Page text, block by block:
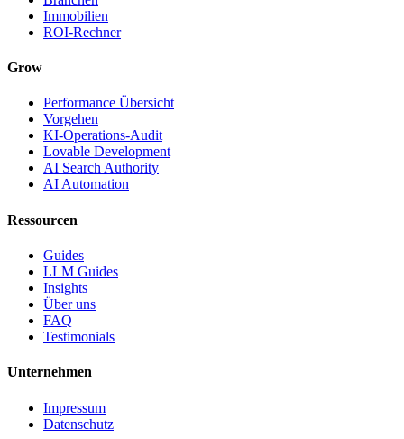
Immobilien
ROI-Rechner
Grow
Performance Übersicht
Vorgehen
KI-Operations-Audit
Lovable Development
AI Search Authority
AI Automation
Ressourcen
Guides
LLM Guides
Insights
Über uns
FAQ
Testimonials
Unternehmen
Impressum
Datenschutz